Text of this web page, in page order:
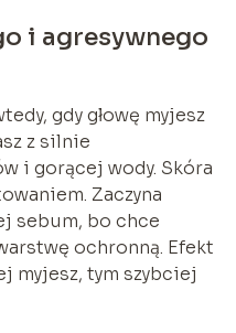
i agresywnego
gdy głowę myjesz
z silnie
i gorącej wody. Skóra
Zaczyna
sebum, bo chce
ochronną. Efekt
myjesz, tym szybciej